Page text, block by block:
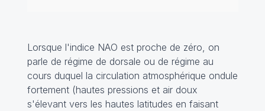
Lorsque l'indice NAO est proche de zéro, on
parle de régime de dorsale ou de régime au
cours duquel la circulation atmosphérique ondule
fortement (hautes pressions et air doux
s'élevant vers les hautes latitudes en faisant